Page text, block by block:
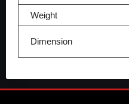
Weight
Dimension